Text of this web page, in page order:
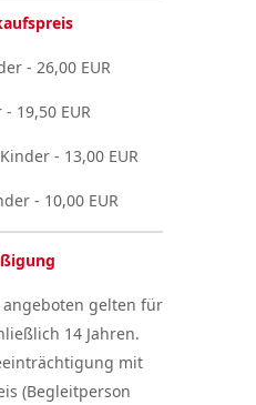
- 26,00 EUR
19,50 EUR
- 13,00 EUR
- 10,00 EUR
gelten für
14 Jahren.
mit
(Begleitperson